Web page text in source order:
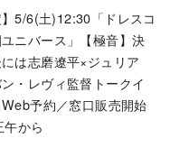
】5/6(土)12:30「ドレスコ
ニバース」【極音】決
は志磨遼平×ジュリア
・レヴィ監督トークイ
予約／窓口販売開始
から